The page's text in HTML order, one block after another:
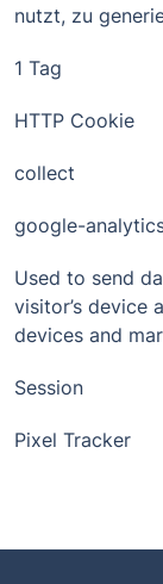
nutzt, zu
1 Tag
HTTP Cookie
collect
google-
Used to send
visitor’s device
devices and
Session
Pixel Tracker